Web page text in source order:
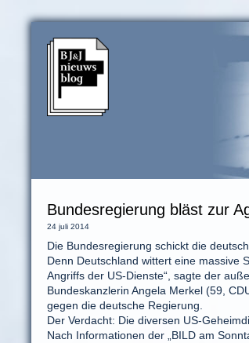
Bundesregierung bläst zur
24 juli 2014
Die Bundesregierung schickt die
Denn Deutschland wittert eine massive
Angriffs der US-Dienste“, sagte der
Bundeskanzlerin Angela Merkel (59,
gegen die deutsche Regierung.
Der Verdacht: Die diversen US-
Nach Informationen der „BILD am